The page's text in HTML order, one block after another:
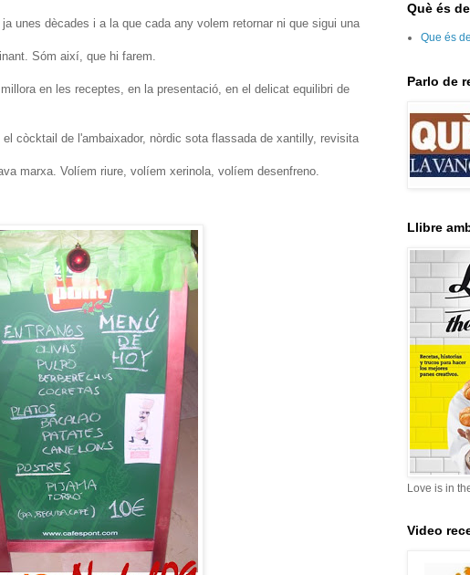
unes dècades i a la que cada any volem retornar ni que sigui una
Sóm així, que hi farem.
en les receptes, en la presentació, en el delicat equilibri de
còcktail de l'ambaixador, nòrdic sota flassada de xantilly, revisita
marxa. Volíem riure, volíem xerinola, volíem desenfreno.
Què és
Que és
Parlo de
Llibre
Love is in
Video